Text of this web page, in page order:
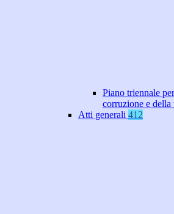
Piano triennale
corruzione e della
Atti generali 412